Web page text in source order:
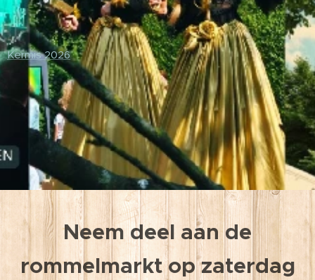
Kermis 2026
Neem deel aan de
rommelmarkt op zaterdag